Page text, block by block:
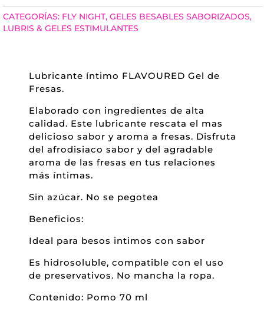
FRESA
70ML
CATEGORÍAS: FLY NIGHT, GELES BESABLES SABORIZADOS,
LUBRIS & GELES ESTIMULANTES
Lubricante íntimo FLAVOURED Gel de
Fresas.
Elaborado con ingredientes de alta
calidad. Este lubricante rescata el mas
delicioso sabor y aroma a fresas. Disfruta
del afrodisiaco sabor y del agradable
aroma de las fresas en tus relaciones
más íntimas.
Sin azúcar. No se pegotea
Beneficios:
Ideal para besos intimos con sabor
Es hidrosoluble, compatible con el uso
de preservativos. No mancha la ropa.
Contenido: Pomo 70 ml